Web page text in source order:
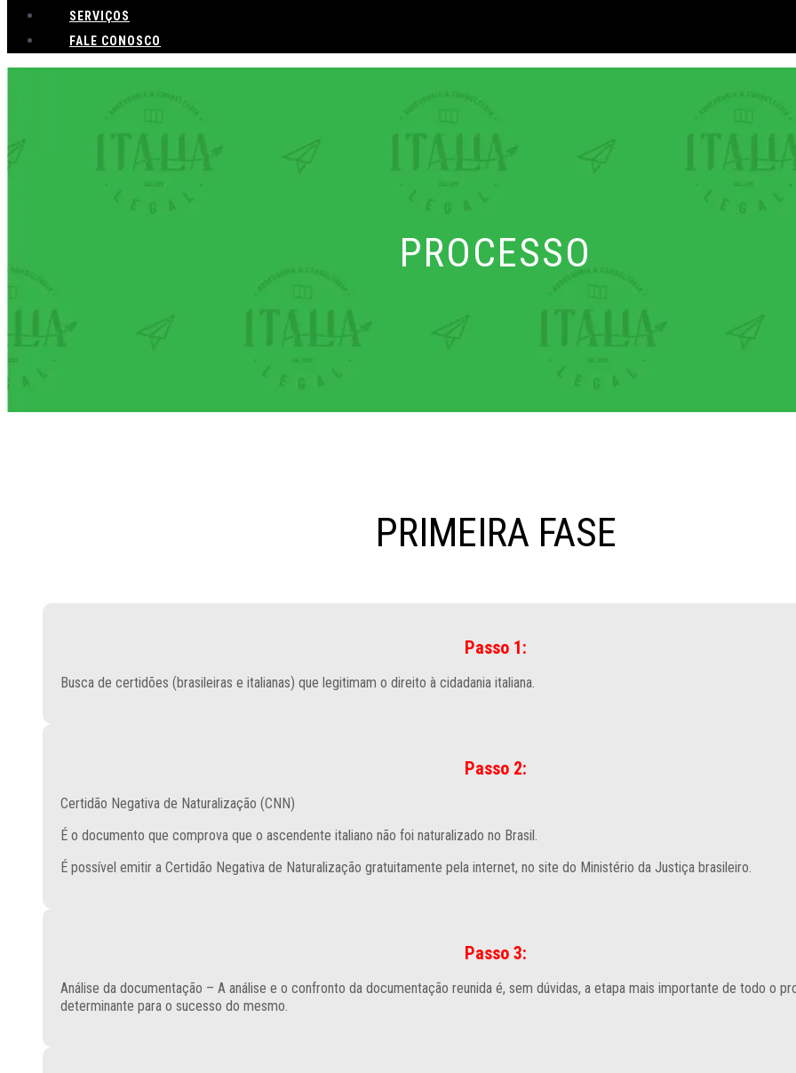
SERVIÇOS
FALE CONOSCO
PROCESSO
PRIMEIRA FASE
Passo 1:
Busca de certidões (brasileiras e italianas) que legitimam o direito à cidadania italiana.
Passo 2:
Certidão Negativa de Naturalização (CNN)
É o documento que comprova que o ascendente italiano não foi naturalizado no Brasil.
É possível emitir a Certidão Negativa de Naturalização gratuitamente pela internet, no site do Ministério da Justiça brasileiro.
Passo 3:
Análise da documentação – A análise e o confronto da documentação reunida é, sem dúvidas, a etapa mais importante de todo o
determinante para o sucesso do mesmo.